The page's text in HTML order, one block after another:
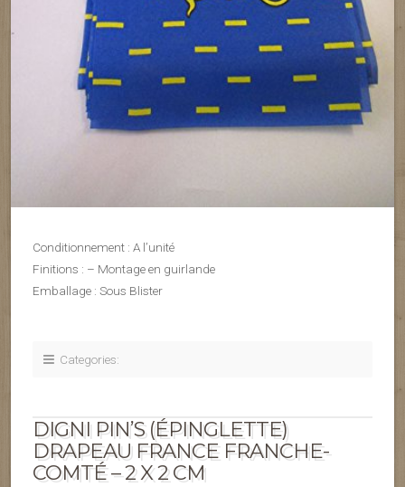
Conditionnement : A l’unité
Finitions : – Montage en guirlande
Emballage : Sous Blister
Categories:
DIGNI PIN’S (ÉPINGLETTE)
DRAPEAU FRANCE FRANCHE-
COMTÉ – 2 X 2 CM